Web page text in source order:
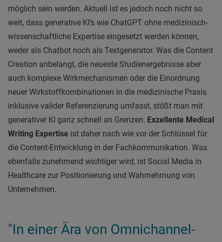
möglich sein werden. Aktuell ist es jedoch noch nicht so
weit, dass generative KI’s wie ChatGPT ohne medizinisch-
wissenschaftliche Expertise eingesetzt werden können,
weder als Chatbot noch als Textgenerator. Was die Content
Creation anbelangt, die neueste Studienergebnisse aber
auch komplexe Wirkmechanismen oder die Einordnung
neuer Wirkstoffkombinationen in die medizinische Praxis
inklusive valider Referenzierung umfasst, stößt man mit
generativer KI ganz schnell an Grenzen. Exzellente Medical
Writing Expertise ist daher nach wie vor der Schlüssel für
die Content-Entwicklung in der Fachkommunikation. Was
ebenfalls zunehmend wichtiger wird, ist Social Media in
Healthcare zur Positionierung und Wahrnehmung von
Unternehmen.
"In einer Ära von Omnichannel-